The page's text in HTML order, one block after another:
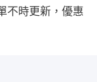
不時更新，優惠